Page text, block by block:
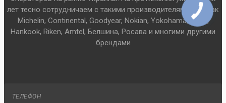
лет тесно сотрудничаем с такими производителями шин как
Michelin, Continental, Goodyear, Nokian, Yokohama, Pirelli,
Hankook, Riken, Amtel, Белшина, Росава и многими другими
брендами
ТЕЛЕФОН